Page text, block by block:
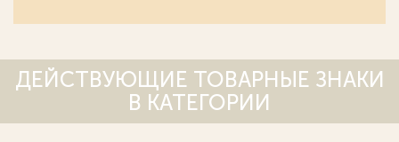
ДЕЙСТВУЮЩИЕ ТОВАРНЫЕ ЗНАКИ
В КАТЕГОРИИ